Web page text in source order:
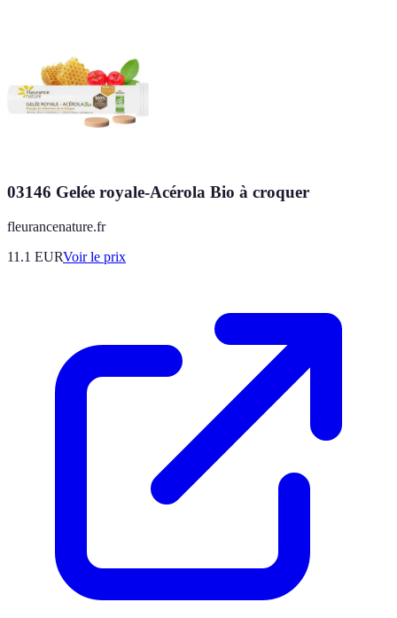
03146 Gelée royale-Acérola Bio à croquer
fleurancenature.fr
11.1 EURVoir le prix